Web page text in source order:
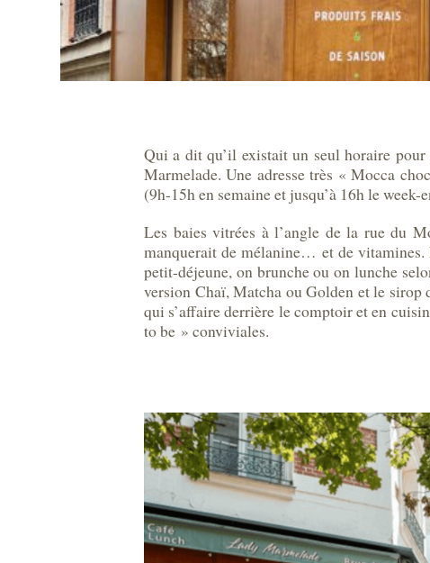
Qui a dit qu’il existait un seul horaire
Marmelade. Une adresse très « Mocca
(9h-15h en semaine et jusqu’à 16h le week-
Les baies vitrées à l’angle de la rue du
manquerait de mélanine… et de vitamines.
petit-déjeune, on brunche ou on lunche
version Chaï, Matcha ou Golden et le sirop
qui s’affaire derrière le comptoir et en
to be » conviviales.